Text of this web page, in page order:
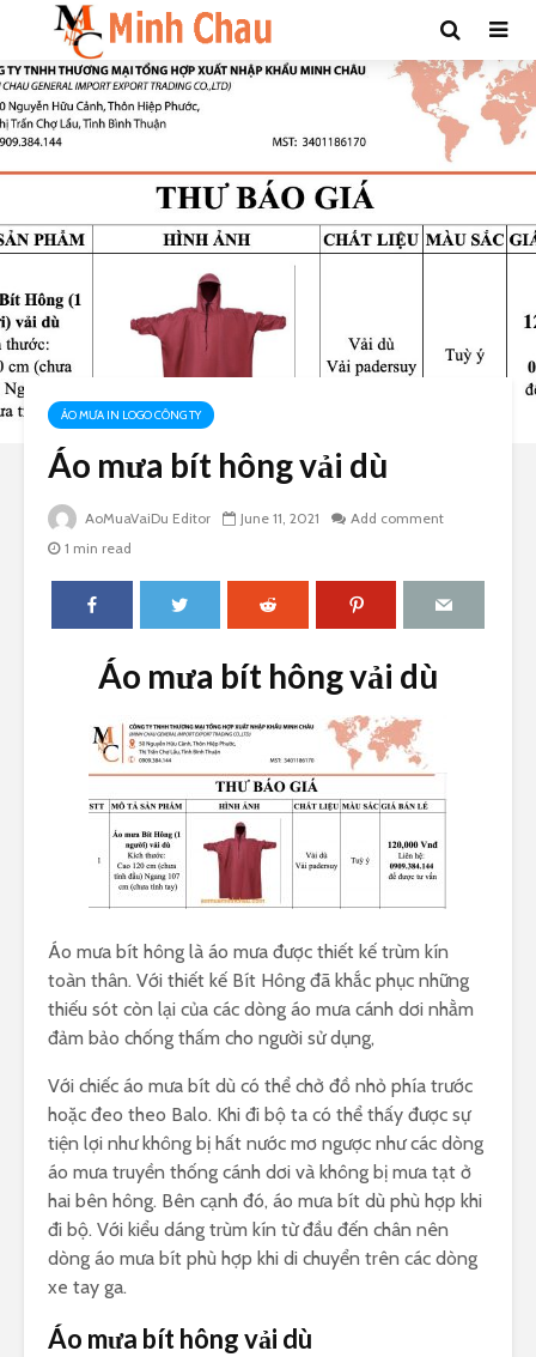
ÁO MƯA IN LOGO CÔNG TY
Áo mưa bít hông vải dù
AoMuaVaiDu Editor June 11, 2021
Add comment
1 min read
Áo mưa bít hông vải dù
Áo mưa bít hông là áo mưa được thiết kế trùm kín
toàn thân. Với thiết kế Bít Hông đã khắc phục những
thiếu sót còn lại của các dòng áo mưa cánh dơi nhằm
đảm bảo chống thấm cho người sử dụng,
Với chiếc áo mưa bít dù có thể chở đồ nhỏ phía trước
hoặc đeo theo Balo. Khi đi bộ ta có thể thấy được sự
tiện lợi như không bị hất nước mơ ngược như các dòng
áo mưa truyền thống cánh dơi và không bị mưa tạt ở
hai bên hông. Bên cạnh đó, áo mưa bít dù phù hợp khi
đi bộ. Với kiểu dáng trùm kín từ đầu đến chân nên
dòng áo mưa bít phù hợp khi di chuyển trên các dòng
xe tay ga.
Áo mưa bít hông vải dù